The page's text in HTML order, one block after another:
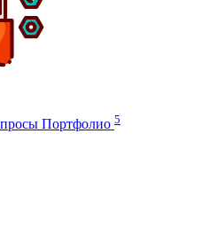
Портфолио 5